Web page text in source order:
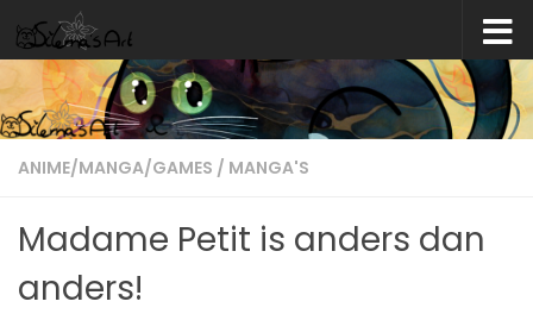
Skip to content
ANIME/MANGA/GAMES / MANGA'S
Madame Petit is anders dan
anders!